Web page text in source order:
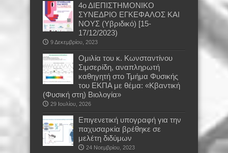
4ο ΔΙΕΠΙΣΤΗΜΟΝΙΚΟ
ΣΥΝΕΔΡΙΟ ΕΓΚΕΦΑΛΟΣ ΚΑΙ
ΝΟΥΣ (Υβριδικό) [15-
17/12/2023)
9 Δεκεμβρίου, 2023
Oμιλία του κ. Κωνσταντίνου
Σιμσερίδη, αναπληρωτή
καθηγητή στο Τμήμα Φυσικής
του ΕΚΠΑ με θέμα: «Κβαντική
(Φυσική στη) Βιολογία»
29 Ιουλίου, 2026
Επιγενετική υπογραφή για την
παχυσαρκία βρέθηκε σε
μελέτη διδύμων
24 Νοεμβρίου, 2023